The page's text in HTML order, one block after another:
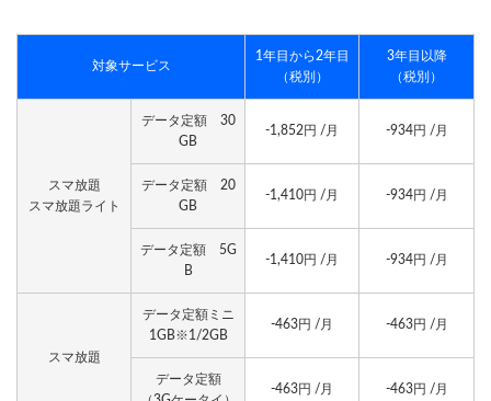
対象サービス
1年目から2年目
（税別）
3年目以降
（税別）
スマ放題
スマ放題ライト
データ定額 30
GB
-1,852円 /月 -934円 /月
データ定額 20
GB
-1,410円 /月 -934円 /月
データ定額 5G
B
-1,410円 /月 -934円 /月
スマ放題
データ定額ミニ
1GB※1/2GB
-463円 /月 -463円 /月
データ定額
-463円 /月 -463円 /月